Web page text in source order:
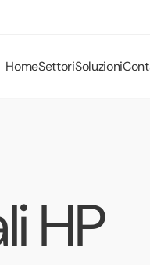
HomeSettoriSoluzioni
HP